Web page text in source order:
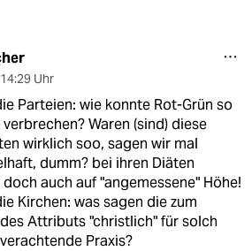
14:29 Uhr
Parteien: wie konnte Rot-Grün so
Waren (sind) diese
wirklich soo, sagen wir mal
dumm? bei ihren Diäten
auch auf "angemessene" Höhe!
Kirchen: was sagen die zum
Attributs "christlich" für solch
Praxis?